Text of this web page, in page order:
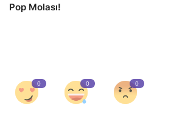
Pop Molası!
0 0 0